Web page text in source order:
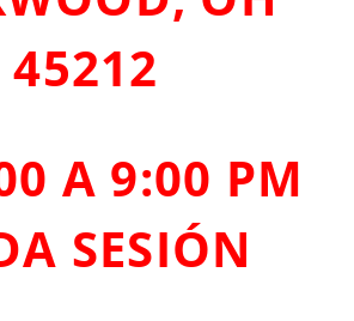
45212
A 9:00 PM
SESIÓN